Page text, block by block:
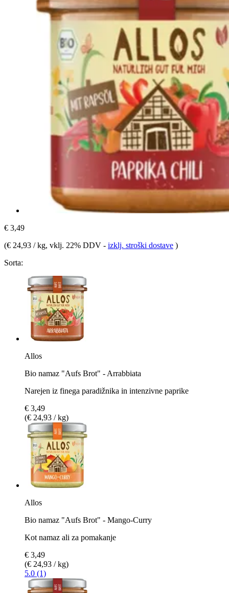
€ 3,49
(€ 24,93 / kg, vklj. 22% DDV - izklj. stroški dostave )
Sorta:
Allos
Bio namaz "Aufs Brot" - Arrabbiata
Narejen iz finega paradižnika in intenzivne paprike
€ 3,49
(€ 24,93 / kg)
Allos
Bio namaz "Aufs Brot" - Mango-Curry
Kot namaz ali za pomakanje
€ 3,49
(€ 24,93 / kg)
5.0 (1)